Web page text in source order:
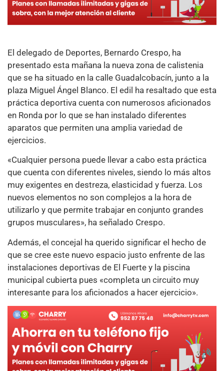
El delegado de Deportes, Bernardo Crespo, ha
presentado esta mañana la nueva zona de calistenia
que se ha situado en la calle Guadalcobacín, junto a la
plaza Miguel Ángel Blanco. El edil ha resaltado que esta
práctica deportiva cuenta con numerosos aficionados
en Ronda por lo que se han instalado diferentes
aparatos que permiten una amplia variedad de
ejercicios.
«Cualquier persona puede llevar a cabo esta práctica
que cuenta con diferentes niveles, siendo lo más altos
muy exigentes en destreza, elasticidad y fuerza. Los
nuevos elementos no son complejos a la hora de
utilizarlo y que permite trabajar en conjunto grandes
grupos musculares», ha señalado Crespo.
Además, el concejal ha querido significar el hecho de
que se cree este nuevo espacio justo enfrente de las
instalaciones deportivas de El Fuerte y la piscina
municipal cubierta pues «completa un circuito muy
interesante para los aficionados a hacer ejercicio».